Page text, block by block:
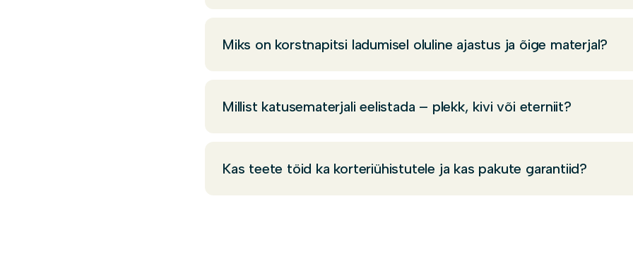
Miks on korstnapitsi ladumisel oluline ajastus ja õige materjal?
Millist katusematerjali eelistada – plekk, kivi või eterniit?
Kas teete töid ka korteriühistutele ja kas pakute garantiid?